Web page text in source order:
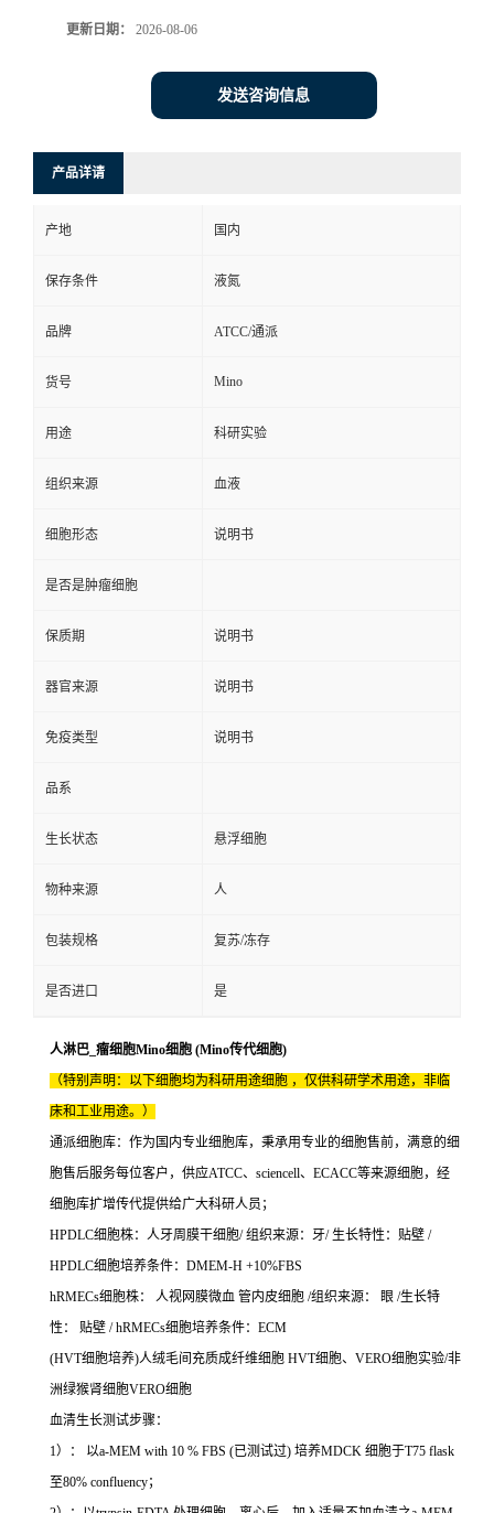
更新日期： 2026-08-06
发送咨询信息
产品详请
产地 国内
保存条件 液氮
品牌 ATCC/通派
货号 Mino
用途 科研实验
组织来源 血液
细胞形态 说明书
是否是肿瘤细胞
保质期 说明书
器官来源 说明书
免疫类型 说明书
品系
生长状态 悬浮细胞
物种来源 人
包装规格 复苏/冻存
是否进口 是
人淋巴_瘤细胞Mino细胞 (Mino传代细胞)
（特别声明：以下细胞均为科研用途细胞 ，仅供科研学术用途，非临
床和工业用途。）
通派细胞库：作为国内专业细胞库，秉承用专业的细胞售前，满意的细
胞售后服务每位客户，供应ATCC、sciencell、ECACC等来源细胞，经
细胞库扩增传代提供给广大科研人员；
HPDLC细胞株：人牙周膜干细胞/ 组织来源：牙/ 生长特性：贴壁 /
HPDLC细胞培养条件：DMEM-H +10%FBS
hRMECs细胞株： 人视网膜微血 管内皮细胞 /组织来源： 眼 /生长特
性： 贴壁 / hRMECs细胞培养条件：ECM
(HVT细胞培养)人绒毛间充质成纤维细胞 HVT细胞、VERO细胞实验/非
洲绿猴肾细胞VERO细胞
血清生长测试步骤：
1）： 以a-MEM with 10 % FBS (已测试过) 培养MDCK 细胞于T75 flask
至80% confluency；